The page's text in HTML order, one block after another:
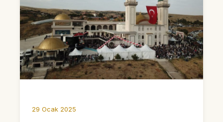
29 Ocak 2025